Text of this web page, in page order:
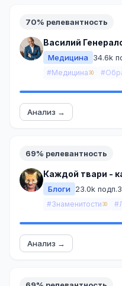
70% релевантность
Василий
Медицина
34.6k
#Медицина 30
Анализ →
69% релевантность
Каждой твари -
Блоги
23.0k подп.
#Знаменитости 30
Анализ →